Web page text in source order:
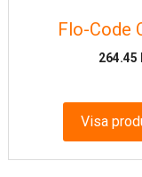
Flo-Code
264.45
Visa